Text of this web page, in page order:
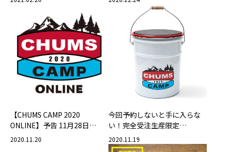
【CHUMS CAMP 2020
ONLINE】予告 11月28日
（土）・29日（日）限定公開
2020.11.20
今回予約しないと手に入らな
い！完全受注生産限定
【CHUMS CAMP 2020 ペール
缶】予約受付開始！
2020.11.19